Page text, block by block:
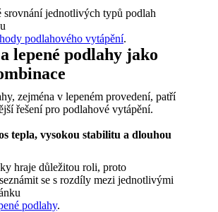
srovnání jednotlivých typů podlah
podlahového vytápění.
lepené podlahy jako
zejména v lepeném provedení, patří
řešení pro podlahové vytápění.
tepla, vysokou stabilitu a dlouhou
hraje důležitou roli, proto
se s rozdíly mezi jednotlivými
podlahy.